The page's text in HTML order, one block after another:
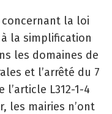
concernant la loi
la simplification
les domaines de
et l’arrêté du 7
L312-1-4
les mairies n’ont